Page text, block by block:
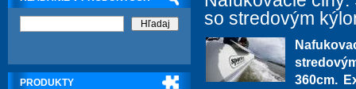
so stredovým
360cm.
PRODUKTY